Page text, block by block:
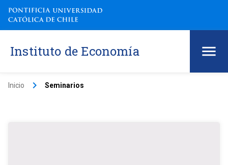
Instituto de Economía
Inicio keyboard_arrow_right Seminarios